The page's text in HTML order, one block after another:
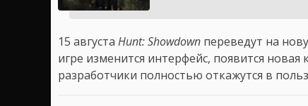
15 августа Hunt: Showdown переведут на
игре изменится интерфейс, появится новая
разработчики полностью откажутся в